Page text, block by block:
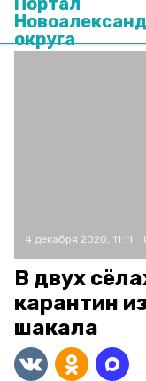
округа
4 декабря 2020, 11:11
В двух
карантин
шакала